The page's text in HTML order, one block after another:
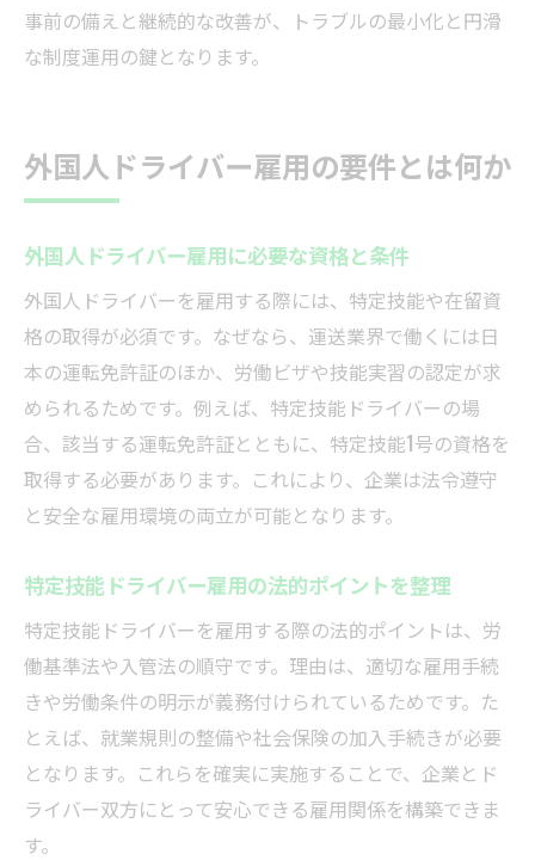
事前の備えと継続的な改善が、トラブルの最小化と円滑
な制度運用の鍵となります。
外国人ドライバー雇用の要件とは何か
外国人ドライバー雇用に必要な資格と条件
外国人ドライバーを雇用する際には、特定技能や在留資
格の取得が必須です。なぜなら、運送業界で働くには日
本の運転免許証のほか、労働ビザや技能実習の認定が求
められるためです。例えば、特定技能ドライバーの場
合、該当する運転免許証とともに、特定技能1号の資格を
取得する必要があります。これにより、企業は法令遵守
と安全な雇用環境の両立が可能となります。
特定技能ドライバー雇用の法的ポイントを整理
特定技能ドライバーを雇用する際の法的ポイントは、労
働基準法や入管法の順守です。理由は、適切な雇用手続
きや労働条件の明示が義務付けられているためです。た
とえば、就業規則の整備や社会保険の加入手続きが必要
となります。これらを確実に実施することで、企業とド
ライバー双方にとって安心できる雇用関係を構築できま
す。